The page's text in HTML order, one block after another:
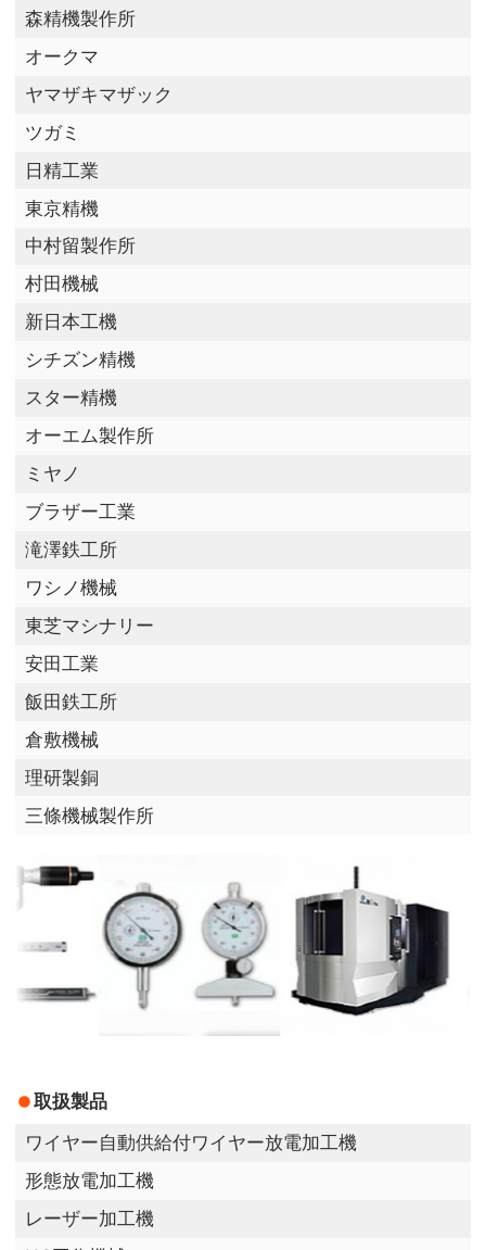
森精機製作所
オークマ
ヤマザキマザック
ツガミ
日精工業
東京精機
中村留製作所
村田機械
新日本工機
シチズン精機
スター精機
オーエム製作所
ミヤノ
ブラザー工業
滝澤鉄工所
ワシノ機械
東芝マシナリー
安田工業
飯田鉄工所
倉敷機械
理研製銅
三條機械製作所
取扱製品
ワイヤー自動供給付ワイヤー放電加工機
形態放電加工機
レーザー加工機